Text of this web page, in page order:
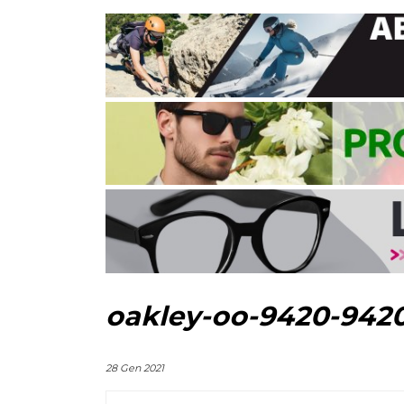
oakley-oo-9420-
28 Gen 2021